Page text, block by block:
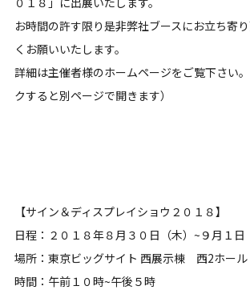
お時間の許す限り是非弊社ブースにお立ち寄
くお願いいたします。
詳細は主催者様のホームページをご覧下さい
クすると別ページで開きます）
【サイン＆ディスプレイショウ２０１８】
日程：２０１８年８月３０日（木）~９月１日
場所：東京ビッグサイト 西展示棟 西2ホール
時間：午前１０時~午後５時